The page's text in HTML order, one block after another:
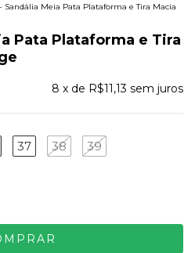
Sandália Meia Pata Plataforma e Tira Macia
Pata Plataforma e Tira
8 x de R$11,13 sem juros
37 38 39